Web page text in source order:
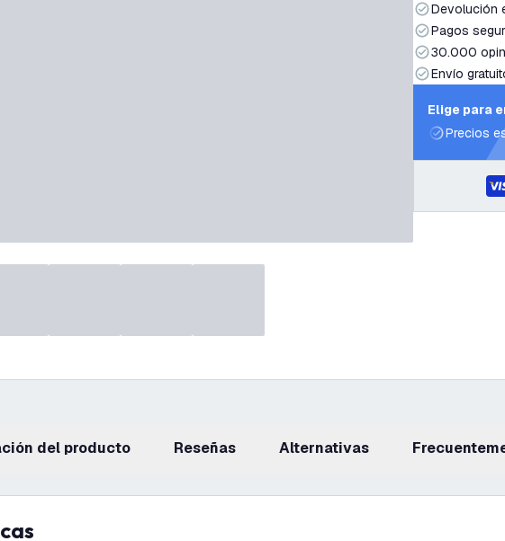
Devolución
Pagos
30.000
Envío
Elige para
Precios
del producto reseñas Alternativas